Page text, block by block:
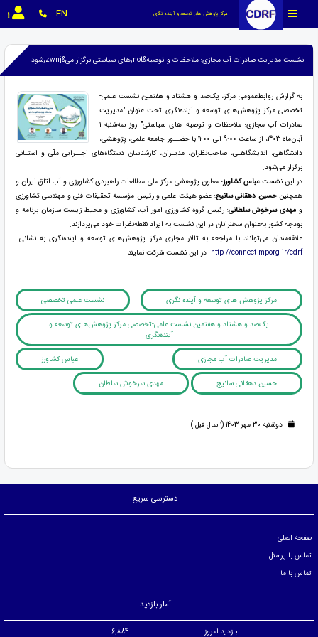
مرکز پژوهش های توسعه و آینده نگری EN
نشست مدیریت صادرات آب مجازی؛ ملاحظات و توصیه&not;های سیاستی برگزار می&zwnj;شود
به گزارش روابط‌عمومی مرکز، یک‌صد و هشتاد و هفتمین نشست علمی-
تخصصی مرکز پژوهش‌های توسعه و آینده‌نگری تحت عنوان "مدیریت
صادرات آب مجازی؛ ملاحظات و توصیه های سیاستی" روز سه‌شنبه 1
آبان‌ماه 1403، از ساعت 9:00 الی 11:00 با حضــور جامعه علمی، پژوهشی،
دانشگاهی، اندیشگاهـی، صاحب‌نظران، مدیـران، کارشناسان دستگاه‌های اجــرایی ملّی و استـانی
برگزار می‌شود.
در این نشستعباس کشاورز؛ معاون پژوهشی مرکز ملی مطالعات راهبردی کشاورزی و آب اتاق ایران و
همچنینحسین دهقانی سانیج؛ عضو هیئت علمی و رئیس مؤسسه تحقیقات فنی و مهندسی کشاورزی
و مهدی سرخوش سلطانی؛ رئیس گروه کشاورزی امور آب، کشاورزی و محیط زیست سازمان برنامه و
بودجه کشور به‌‌عنوان سخنرانان در این نشست به ایراد نقطه‌نظرات خود می‌پردازند.
علاقه‌مندان می‌توانند با مراجعه به تالار مجازی مرکز پژوهش‌های توسعه و آینده‌نگری به نشانی
http://connect.mporg.ir/cdrf در این نشست شرکت نمایند.
مرکز پژوهش های توسعه و آینده نگری نشست علمی تخصصی
یک‌صد و هشتاد و هفتمین نشست علمی-تخصصی مرکز پژوهش‌های توسعه و
آینده‌نگری
مدیریت صادرات آب مجازی عباس کشاورز
حسین دهقانی سانیج مهدی سرخوش سلطان
دوشنبه 30 مهر 1403 (1 سال قبل )
دسترسی سریع
صفحه اصلی
تماس با پرسنل
تماس با ما
آمار بازدید
بازدید امروز 6,884